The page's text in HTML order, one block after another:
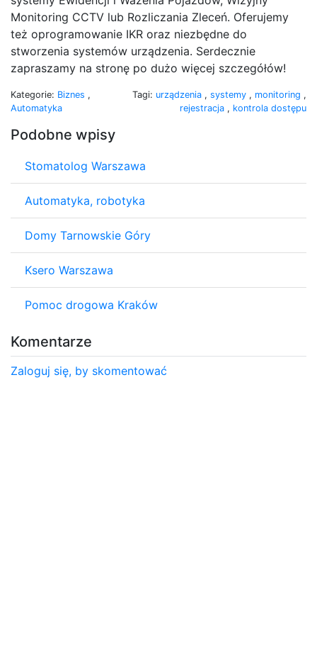
Monitoring CCTV lub Rozliczania Zleceń. Oferujemy
też oprogramowanie IKR oraz niezbędne do
stworzenia systemów urządzenia. Serdecznie
zapraszamy na stronę po dużo więcej szczegółów!
Kategorie: Biznes ,
Automatyka
Tagi: urządzenia , systemy , monitoring ,
rejestracja , kontrola dostępu
Podobne wpisy
Stomatolog Warszawa
Automatyka, robotyka
Domy Tarnowskie Góry
Ksero Warszawa
Pomoc drogowa Kraków
Komentarze
Zaloguj się, by skomentować